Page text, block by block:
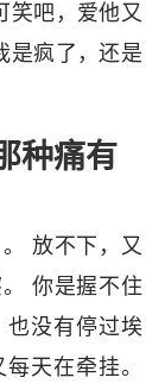
笑吧，爱他又
是疯了，还是
种痛有
放不下，又
你是握不住
也没有停过埃
天在牵挂。